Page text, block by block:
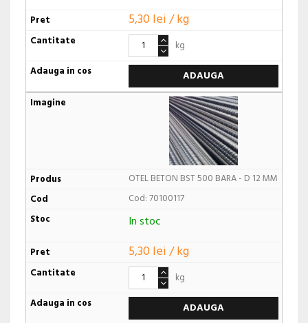
5,30 lei / kg
kg
ADAUGA
OTEL BETON BST 500 BARA - D 12 MM
Cod: 70100117
In stoc
5,30 lei / kg
kg
ADAUGA